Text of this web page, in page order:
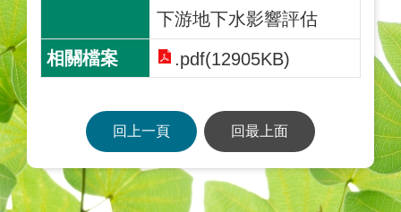
下游地下水影響評估
.pdf(12905KB)
回上一頁 回最上面